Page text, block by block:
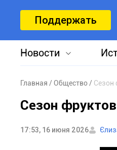
Поддержать
Новости
Главная Общество Сезон
Сезон
17:53, 16 июня 2026